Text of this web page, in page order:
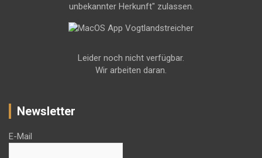
unbekannter Herkunft" zulassen.
Leider noch nicht verfügbar.
Wir arbeiten daran.
Newsletter
E-Mail